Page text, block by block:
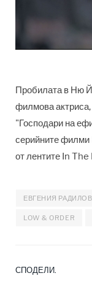
Пробилата в Ню
филмова
"Господари на
серийните
от лентите In
ЕВГЕНИЯ
LOW & ORDER
СПОДЕЛИ.